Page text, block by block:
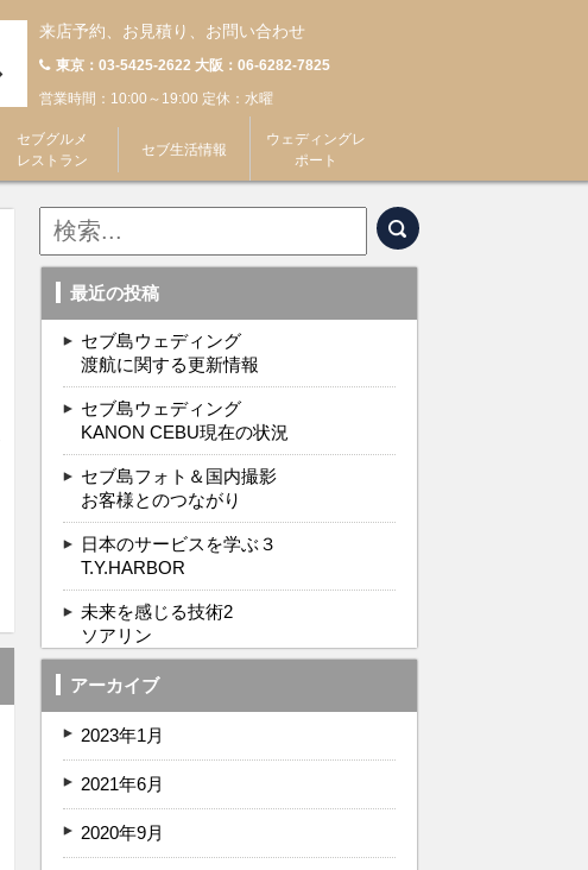
セブグルメ
レストラン
セブ生活情報
ウェディングレ
ポート
来店予約、お見積り、お問い合わせ
東京：03-5425-2622 大阪：06-6282-7825
営業時間：10:00～19:00 定休：水曜
最近の投稿
セブ島ウェディング
渡航に関する更新情報
セブ島ウェディング
KANON CEBU現在の状況
セブ島フォト＆国内撮影
お客様とのつながり
日本のサービスを学ぶ３
T.Y.HARBOR
未来を感じる技術2
ソアリン
アーカイブ
2023年1月
2021年6月
2020年9月